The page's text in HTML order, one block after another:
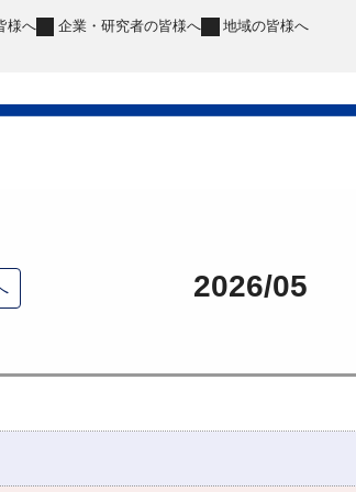
様へ 企業・研究者の皆様へ 地域の皆様へ
2026/05